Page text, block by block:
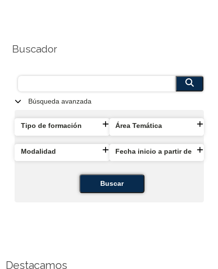
Buscador
Búsqueda avanzada
Tipo de formación Área Temática
Modalidad Fecha inicio a partir de
Buscar
Destacamos